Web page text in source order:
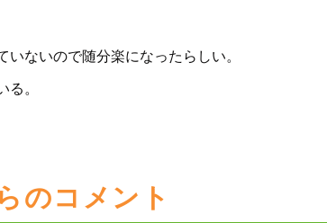
ないので随分楽になったらしい。
る。
のコメント